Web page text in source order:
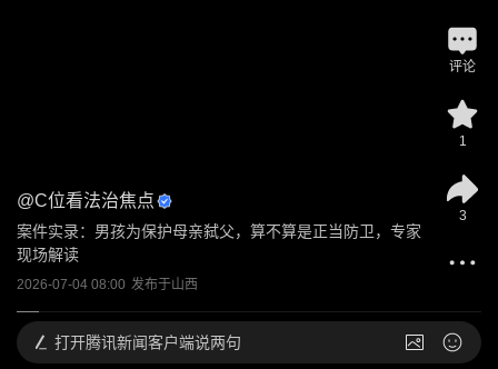
@C位看法治焦点
案件实录：男孩为保护母亲弑父，算不算是正当防卫，专家
现场解读
2026-07-04 08:00 发布于山西
评论
1
3
打开腾讯新闻客户端说两句